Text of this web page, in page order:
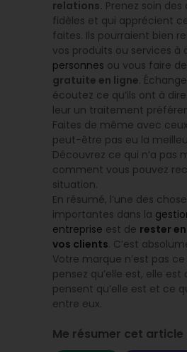
relations. Prenez soin
fidèles et qui apprécient
faites. Ils pourraient bien
vos produits ou services à
personnes ou vous faire
gratuite en ligne.
écoutez ce qu’ils ont à
leur un traitement
Faites de même avec
peut-être pas eu la
Découvrez ce qui n’a pas
comment vous pouvez
situation.
En résumé, l’une des
importantes dans la
entreprise est de rester
vos clients. C’est
Votre marque n’est pas
pensez qu’elle est, elle est
pensent qu’elle est et ce
entre eux.
Me résumer cet article